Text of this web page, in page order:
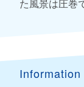
た風景は圧巻
Information